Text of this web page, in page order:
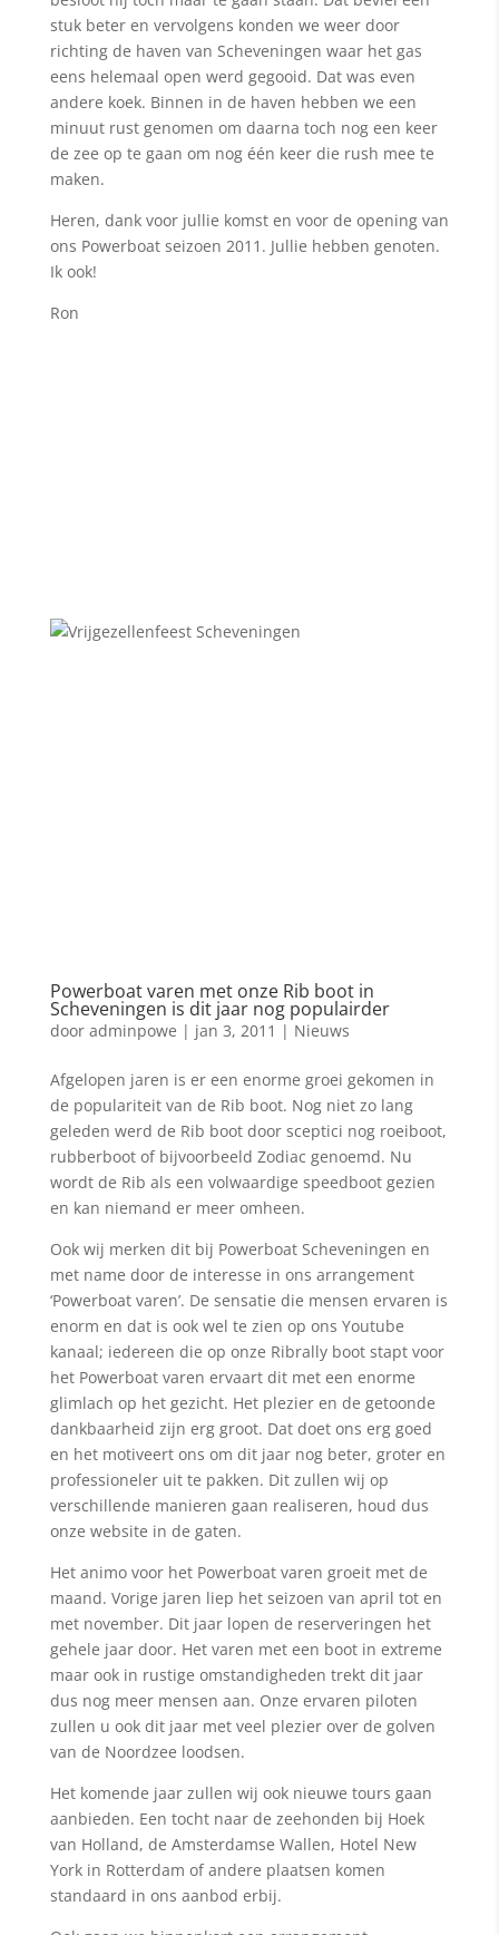
stuk beter en vervolgens konden we weer door
richting de haven van Scheveningen waar het gas
eens helemaal open werd gegooid. Dat was even
andere koek. Binnen in de haven hebben we een
minuut rust genomen om daarna toch nog een keer
de zee op te gaan om nog één keer die rush mee te
maken.
Heren, dank voor jullie komst en voor de opening van
ons Powerboat seizoen 2011. Jullie hebben genoten.
Ik ook!
Ron
Powerboat varen met onze Rib boot in
Scheveningen is dit jaar nog populairder
door adminpowe | jan 3, 2011 | Nieuws
Afgelopen jaren is er een enorme groei gekomen in
de populariteit van de Rib boot. Nog niet zo lang
geleden werd de Rib boot door sceptici nog roeiboot,
rubberboot of bijvoorbeeld Zodiac genoemd. Nu
wordt de Rib als een volwaardige speedboot gezien
en kan niemand er meer omheen.
Ook wij merken dit bij Powerboat Scheveningen en
met name door de interesse in ons arrangement
‘Powerboat varen’. De sensatie die mensen ervaren is
enorm en dat is ook wel te zien op ons Youtube
kanaal; iedereen die op onze Ribrally boot stapt voor
het Powerboat varen ervaart dit met een enorme
glimlach op het gezicht. Het plezier en de getoonde
dankbaarheid zijn erg groot. Dat doet ons erg goed
en het motiveert ons om dit jaar nog beter, groter en
professioneler uit te pakken. Dit zullen wij op
verschillende manieren gaan realiseren, houd dus
onze website in de gaten.
Het animo voor het Powerboat varen groeit met de
maand. Vorige jaren liep het seizoen van april tot en
met november. Dit jaar lopen de reserveringen het
gehele jaar door. Het varen met een boot in extreme
maar ook in rustige omstandigheden trekt dit jaar
dus nog meer mensen aan. Onze ervaren piloten
zullen u ook dit jaar met veel plezier over de golven
van de Noordzee loodsen.
Het komende jaar zullen wij ook nieuwe tours gaan
aanbieden. Een tocht naar de zeehonden bij Hoek
van Holland, de Amsterdamse Wallen, Hotel New
York in Rotterdam of andere plaatsen komen
standaard in ons aanbod erbij.